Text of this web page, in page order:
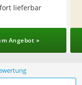
lieferbar
Angebot »